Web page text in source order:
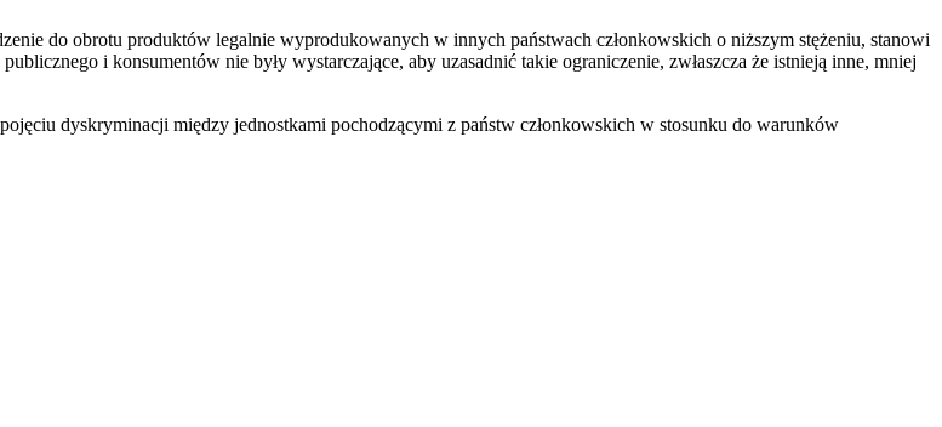
do obrotu produktów legalnie wyprodukowanych w innych państwach członkowskich o niższym stężeniu, stanowi
i konsumentów nie były wystarczające, aby uzasadnić takie ograniczenie, zwłaszcza że istnieją inne, mniej
dyskryminacji między jednostkami pochodzącymi z państw członkowskich w stosunku do warunków